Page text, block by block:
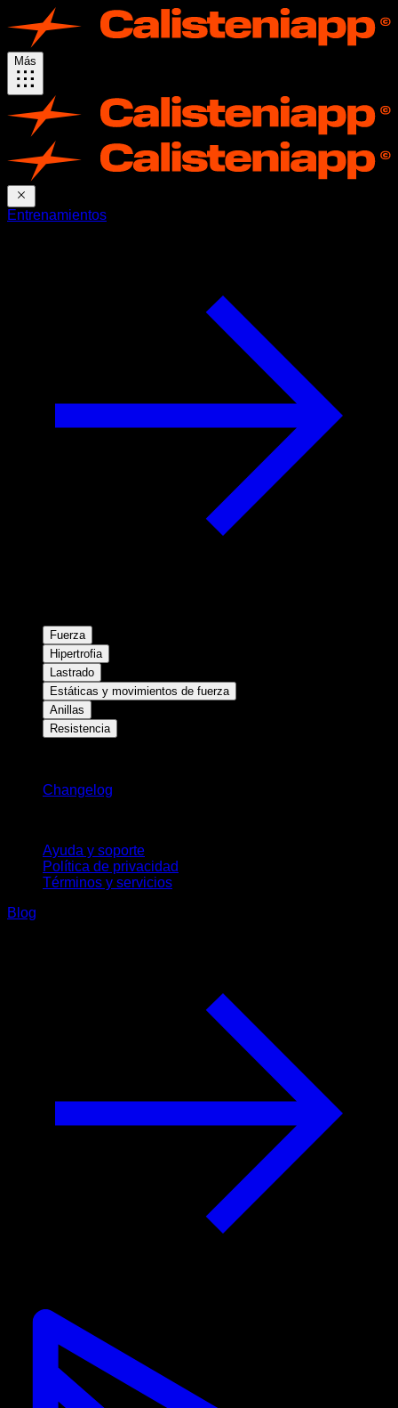
Más
Entrenamientos
Fuerza
Hipertrofia
Lastrado
Estáticas y movimientos de fuerza
Anillas
Resistencia
Changelog
Ayuda y soporte
Política de privacidad
Términos y servicios
Blog